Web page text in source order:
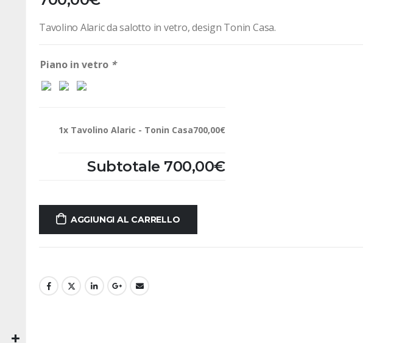
Tavolino Alaric da salotto in vetro, design Tonin Casa.
Piano in vetro *
1x Tavolino Alaric - Tonin Casa700,00€
Subtotale 700,00€
AGGIUNGI AL CARRELLO